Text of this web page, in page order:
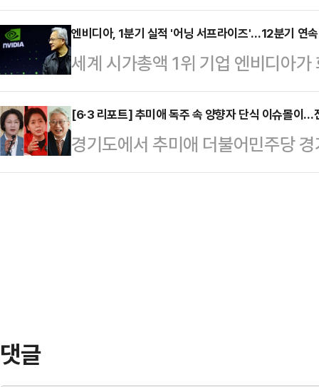
(OPI) 1.5%와 …
적 이익과 보상을 최우선으로 삼는
다.반면 이들이 내세운 실리주의가
계를 고스란히 드러냈다는 지적도
자지부(삼성전자 초기업노조…
형의 집행유예를 선고받았다.12일
현권 판사는 무고 혐의로 기소된
1년을 선고했다.A씨는 고의가 없었
나 재판부는 이를 받아들이지 않았
른 남성의 행동이 거짓일 수 있다는
보여 무고의 고의가 인정된다"고
칫 피무고자가 중대한 처…
엔비디아, 1분기 실적 '어닝 서프라이즈'…12분기 연
세계 시가총액 1위 기업 엔비디아
달러를 기록했다고 현지시간 20일
도 1분기(2∼4월) 매출액이 816억
의 종전 기록 681억3000만 달러
비디아는 12분기 연속 매출 신기록
[6·3 리포트] 추미애 독주 속 양향자 단식 이슈몰이…
경기도에서 추미애 더불어민주당
이어질지 주목된다. 그동안 추 후
댓글